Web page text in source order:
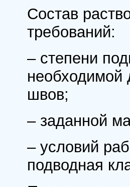
Состав
требований:
– степени
необходимой
швов;
– заданной
– условий
подводная